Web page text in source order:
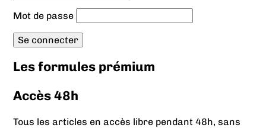
Mot de passe
Les formules prémium
Accès 48h
Tous les articles en accès libre pendant 48h, sans